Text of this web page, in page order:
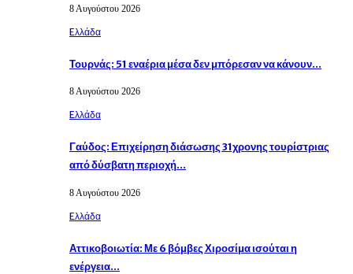
8 Αυγούστου 2026
Eλλάδα
Τουρνάς: 51 εναέρια μέσα δεν μπόρεσαν να κάνουν…
8 Αυγούστου 2026
Eλλάδα
Γαύδος: Επιχείρηση διάσωσης 31χρονης τουρίστριας
από δύσβατη περιοχή…
8 Αυγούστου 2026
Eλλάδα
Αττικοβοιωτία: Με 6 βόμβες Χιροσίμα ισούται η
ενέργεια…